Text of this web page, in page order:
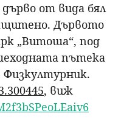
от вида бял
Дървото
„Витоша“, под
пътека
, виж